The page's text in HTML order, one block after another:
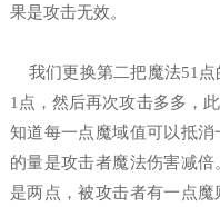
果是攻击无效。
我们更换第二把魔法51点
1点，然后再次攻击多多，
知道每一点魔域值可以抵
的量是攻击者魔法伤害减
是两点，被攻击者有一点